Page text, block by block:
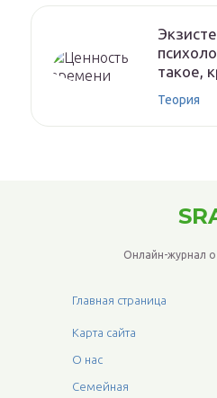
такое,
Теория
Онлайн-журнал о
Главная страница
Карта сайта
О нас
Семейная